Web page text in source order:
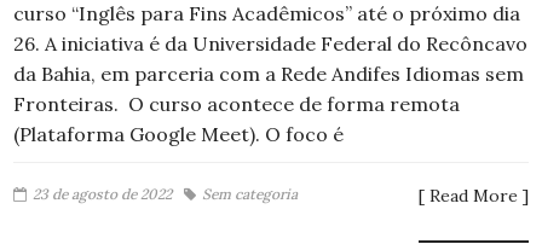
curso “Inglês para Fins Acadêmicos” até o próximo dia
26. A iniciativa é da Universidade Federal do Recôncavo
da Bahia, em parceria com a Rede Andifes Idiomas sem
Fronteiras. O curso acontece de forma remota
(Plataforma Google Meet). O foco é
23 de agosto de 2022 Sem categoria [ Read More ]